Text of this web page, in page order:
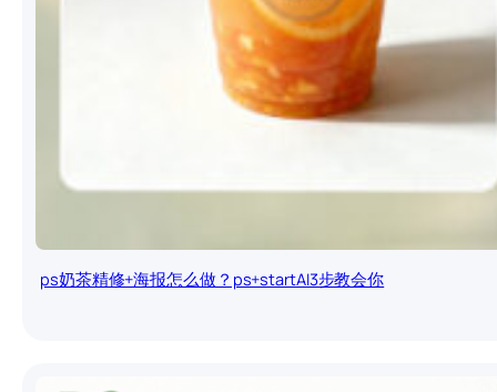
ps奶茶精修+海报怎么做？ps+startAI3步教会你